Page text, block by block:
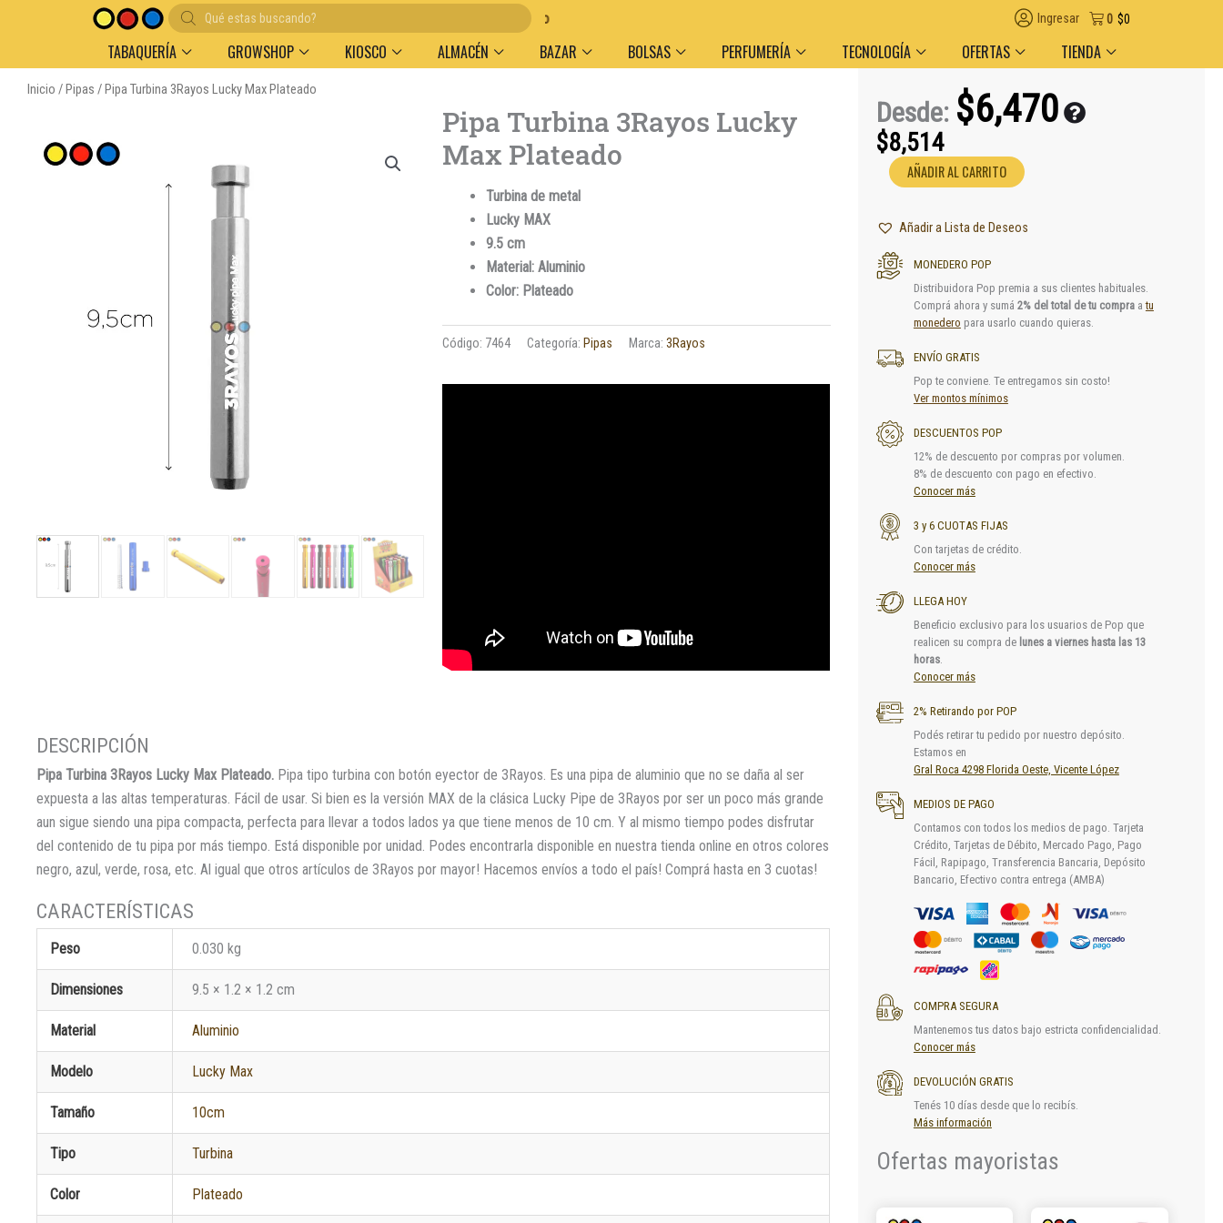
Búsqueda
de
productos
Entregas en el día en AMBA Descuento por volumen y medio de pago $0
0
Ingresar
TABAQUERÍA GROWSHOP KIOSCO ALMACÉN BAZAR BOLSAS PERFUMERÍA TECNOLOGÍA OFERTAS TIENDA
Inicio /Pipas / Pipa Turbina 3Rayos Lucky Max Plateado
Pipa Turbina 3Rayos Lucky
Max Plateado
Turbina de metal
Lucky MAX
9.5 cm
Material: Aluminio
Color: Plateado
Código: 7464 Categoría: Pipas Marca:3Rayos
Pipa Turbina 3Rayos Lucky Max Plateado. Pipa tipo turbina con botón eyector de 3Rayos. Es una pipa de aluminio que no se daña al ser
expuesta a las altas temperaturas. Fácil de usar. Si bien es la versión MAX de la clásica Lucky Pipe de 3Rayos por ser un poco más grande
aun sigue siendo una pipa compacta, perfecta para llevar a todos lados ya que tiene menos de 10 cm. Y al mismo tiempo podes disfrutar
del contenido de tu pipa por más tiempo. Está disponible por unidad. Podes encontrarla disponible en nuestra tienda online en otros colores
negro, azul, verde, rosa, etc. Al igual que otros artículos de 3Rayos por mayor! Hacemos envíos a todo el país! Comprá hasta en 3 cuotas!
Peso 0.030 kg
Dimensiones 9.5 × 1.2 × 1.2 cm
Material Aluminio
Modelo Lucky Max
Tamaño 10cm
Tipo Turbina
Color Plateado
Desde: $6,470
$8,514
Pipa
Turbina
Lucky
Plateado
cantidad
AÑADIR AL CARRITO
Añadir a Lista de Deseos
MONEDERO POP
Distribuidora Pop premia a sus clientes habituales.
Comprá ahora y sumá 2% del total de tu compraatu
monedero para usarlo cuando quieras.
ENVÍO GRATIS
Pop te conviene. Te entregamos sin costo!
Ver montos mínimos
DESCUENTOS POP
12% de descuento por compras por volumen.
8% de descuento con pago en efectivo.
Conocer más
3 y 6 CUOTAS FIJAS
Con tarjetas de crédito.
Conocer más
LLEGA HOY
Beneficio exclusivo para los usuarios de Pop que
realicen su compra de lunes a viernes hasta las 13
horas.
Conocer más
2% Retirando por POP
Podés retirar tu pedido por nuestro depósito.
Estamos en
Gral Roca 4298 Florida Oeste, Vicente López
MEDIOS DE PAGO
Contamos con todos los medios de pago. Tarjeta
Crédito, Tarjetas de Débito, Mercado Pago, Pago
Fácil, Rapipago, Transferencia Bancaria, Depósito
Bancario, Efectivo contra entrega (AMBA)
COMPRA SEGURA
Mantenemos tus datos bajo estricta confidencialidad.
Conocer más
DEVOLUCIÓN GRATIS
Tenés 10 días desde que lo recibís.
Más información
Ofertas mayoristas